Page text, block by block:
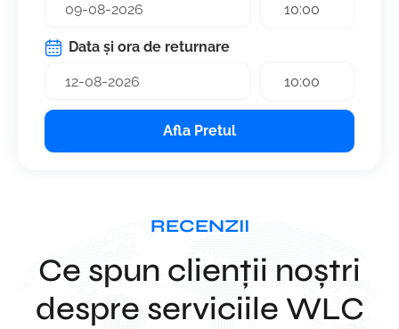
10:00
Data și ora de returnare
10:00
Afla Pretul
RECENZII
Ce spun clienții noștri
despre serviciile WLC